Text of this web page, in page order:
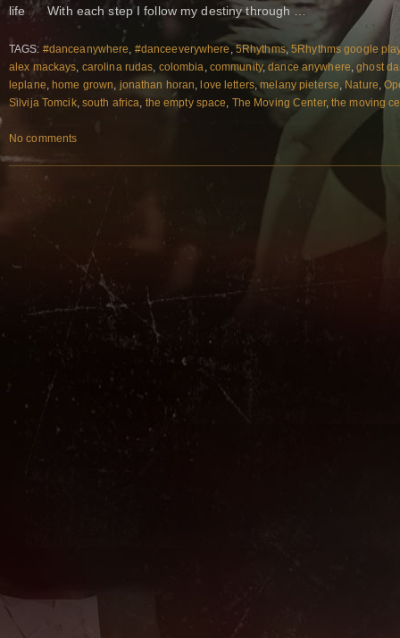
life With each step I follow my destiny through …
TAGS: #danceanywhere, #danceeverywhere ,5Rhythms,5Rhythms google
alex mackays, carolina rudas, colombia, community,dance anywhere,ghost
leplane, home grown, jonathan horan, love letters,melany pieterse, Nature,
Silvija Tomcik, south africa, the empty space, The Moving Center, the moving
No comments